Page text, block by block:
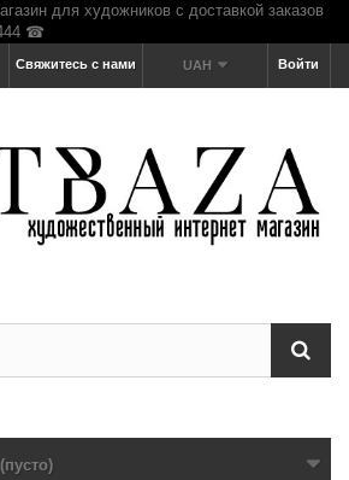
Войти
UAH
Свяжитесь с нами
(пусто)